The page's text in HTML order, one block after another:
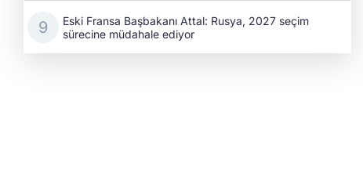
Eski Fransa Başbakanı Attal: Rusya, 2027 seçim
sürecine müdahale ediyor